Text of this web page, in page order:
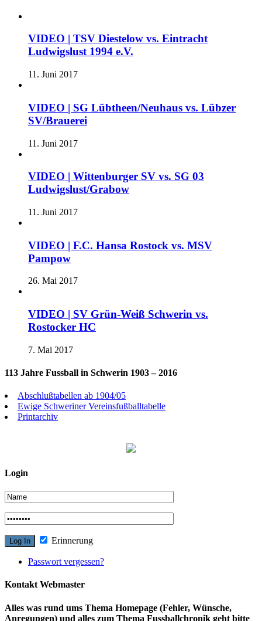
VIDEO | TSV Diestelow vs. Eintracht
Ludwigslust 1994 e.V.
11. Juni 2017
VIDEO | SG Lübtheen/Neuhaus vs. Lübzer
SV/Brauerei
11. Juni 2017
VIDEO | Wittenburger SV vs. SG 03
Ludwigslust/Grabow
11. Juni 2017
VIDEO | F.C. Hansa Rostock vs. MSV
Pampow
26. Mai 2017
VIDEO | SV Grün-Weiß Schwerin vs.
Rostocker HC
7. Mai 2017
113 Jahre Fussball in Schwerin 1903 – 2016
Abschlußtabellen ab 1904/05
Ewige Schweriner Vereinsfußballtabelle
Printarchiv
Login
Erinnerung
Passwort vergessen?
Kontakt Webmaster
Alles was rund ums Thema Homepage (Fehler, Wünsche,
Anregungen) und alles zum Thema Fussballchronik geht bitte